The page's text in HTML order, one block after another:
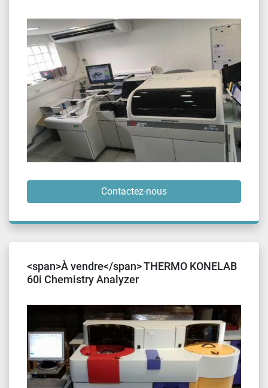
Contactez-nous
<span>À vendre</span> THERMO KONELAB
60i Chemistry Analyzer